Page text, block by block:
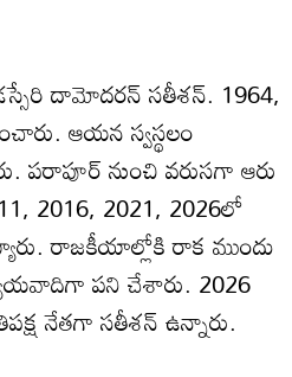
దామోదరన్ సతీశన్. 1964,
ఆయన స్వస్థలం
పరాపూర్ నుంచి వరుసగా ఆరు
2016, 2021, 2026లో
రాజకీయాల్లోకి రాక ముందు
పని చేశారు. 2026
నేతగా సతీశన్ ఉన్నారు.